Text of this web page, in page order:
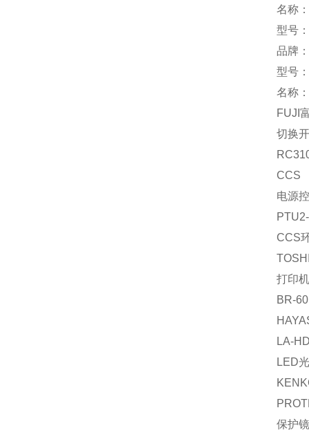
名称
型号
品牌
型号
名称
FUJI
切换
CCS
电源
CCS
打印
BR-
LA-
LED
保护